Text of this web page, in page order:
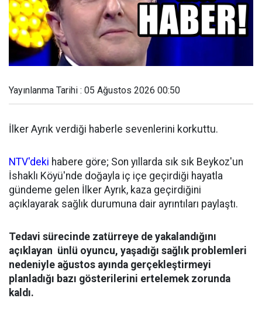
Yayınlanma Tarihi : 05 Ağustos 2026 00:50
İlker Ayrık verdiği haberle sevenlerini korkuttu.
NTV'deki habere göre; Son yıllarda sık sık Beykoz'un
İshaklı Köyü'nde doğayla iç içe geçirdiği hayatla
gündeme gelen İlker Ayrık, kaza geçirdiğini
açıklayarak sağlık durumuna dair ayrıntıları paylaştı.
Tedavi sürecinde zatürreye de yakalandığını
açıklayan ünlü oyuncu, yaşadığı sağlık problemleri
nedeniyle ağustos ayında gerçekleştirmeyi
planladığı bazı gösterilerini ertelemek zorunda
kaldı.